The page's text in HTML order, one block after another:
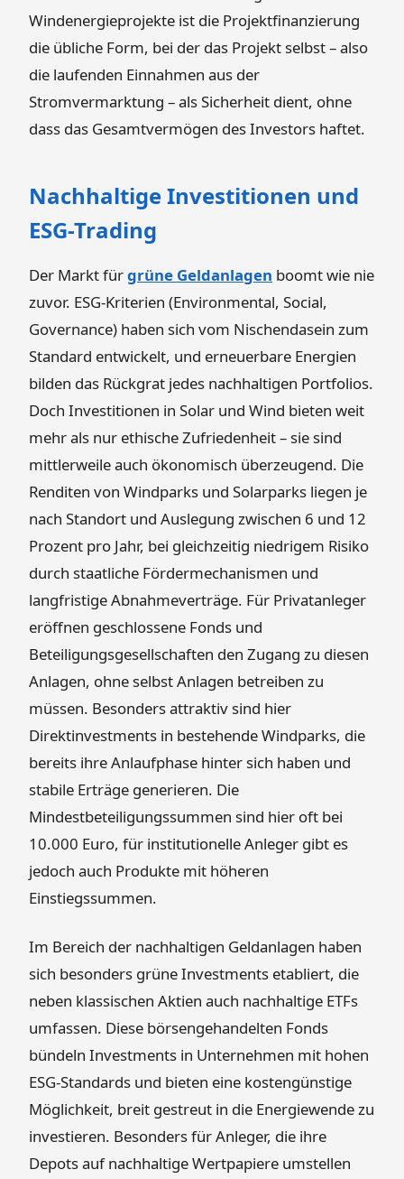
Windenergieprojekte ist die Projektfinanzierung
die übliche Form, bei der das Projekt selbst – also
die laufenden Einnahmen aus der
Stromvermarktung – als Sicherheit dient, ohne
dass das Gesamtvermögen des Investors haftet.
Nachhaltige Investitionen und
ESG-Trading
Der Markt fürgrüne Geldanlagen boomt wie nie
zuvor. ESG-Kriterien (Environmental, Social,
Governance) haben sich vom Nischendasein zum
Standard entwickelt, und erneuerbare Energien
bilden das Rückgrat jedes nachhaltigen Portfolios.
Doch Investitionen in Solar und Wind bieten weit
mehr als nur ethische Zufriedenheit – sie sind
mittlerweile auch ökonomisch überzeugend. Die
Renditen von Windparks und Solarparks liegen je
nach Standort und Auslegung zwischen 6 und 12
Prozent pro Jahr, bei gleichzeitig niedrigem Risiko
durch staatliche Fördermechanismen und
langfristige Abnahmeverträge. Für Privatanleger
eröffnen geschlossene Fonds und
Beteiligungsgesellschaften den Zugang zu diesen
Anlagen, ohne selbst Anlagen betreiben zu
müssen. Besonders attraktiv sind hier
Direktinvestments in bestehende Windparks, die
bereits ihre Anlaufphase hinter sich haben und
stabile Erträge generieren. Die
Mindestbeteiligungssummen sind hier oft bei
10.000 Euro, für institutionelle Anleger gibt es
jedoch auch Produkte mit höheren
Einstiegssummen.
Im Bereich der nachhaltigen Geldanlagen haben
sich besonders grüne Investments etabliert, die
neben klassischen Aktien auch nachhaltige ETFs
umfassen. Diese börsengehandelten Fonds
bündeln Investments in Unternehmen mit hohen
ESG-Standards und bieten eine kostengünstige
Möglichkeit, breit gestreut in die Energiewende zu
investieren. Besonders für Anleger, die ihre
Depots auf nachhaltige Wertpapiere umstellen